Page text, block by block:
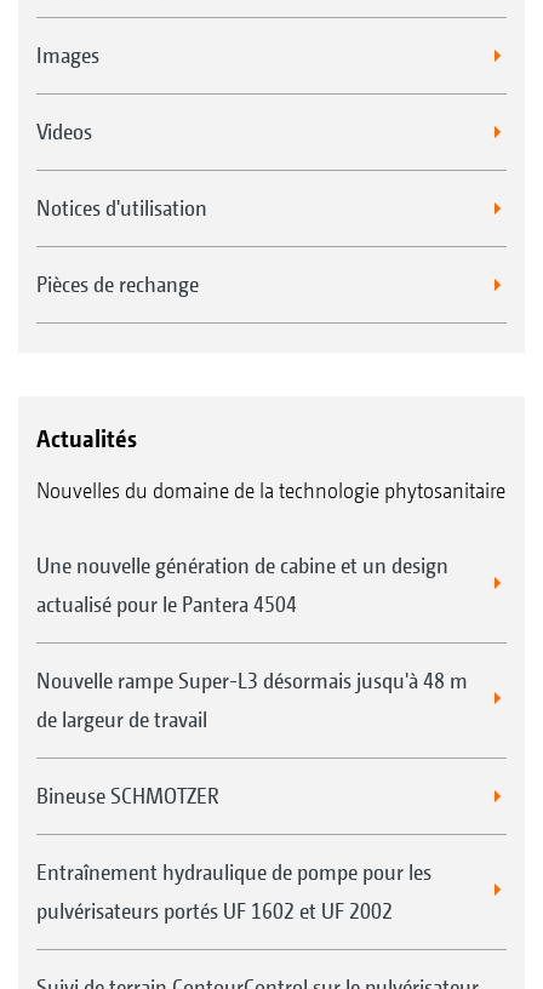
Images
Videos
Notices d'utilisation
Pièces de rechange
Actualités
Nouvelles du domaine de la technologie phytosanitaire
Une nouvelle génération de cabine et un design
actualisé pour le Pantera 4504
Nouvelle rampe Super-L3 désormais jusqu'à 48 m
de largeur de travail
Bineuse SCHMOTZER
Entraînement hydraulique de pompe pour les
pulvérisateurs portés UF 1602 et UF 2002